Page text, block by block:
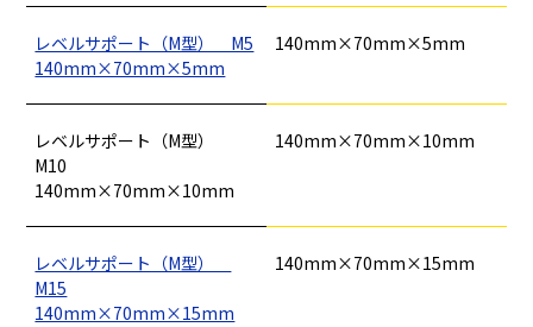
釘 ロープ・チェーン
フレコン・袋物 養生・フィルム ワイヤー・番線
型枠部材
基礎用部材 土木資材 テープ
シーリング剤・接着剤・スプレー等
検索
建てる（建築）
基礎工事・
コンクリート
（型枠工事）
仮説・バリケード
を設ける
レベルサポート（M型） M5
140mm×70mm×5mm
140mm×70mm×5mm
レベルサポート（M型）
M10
140mm×70mm×10mm
140mm×70mm×10mm
レベルサポート（M型）
M15
140mm×70mm×15mm
140mm×70mm×15mm